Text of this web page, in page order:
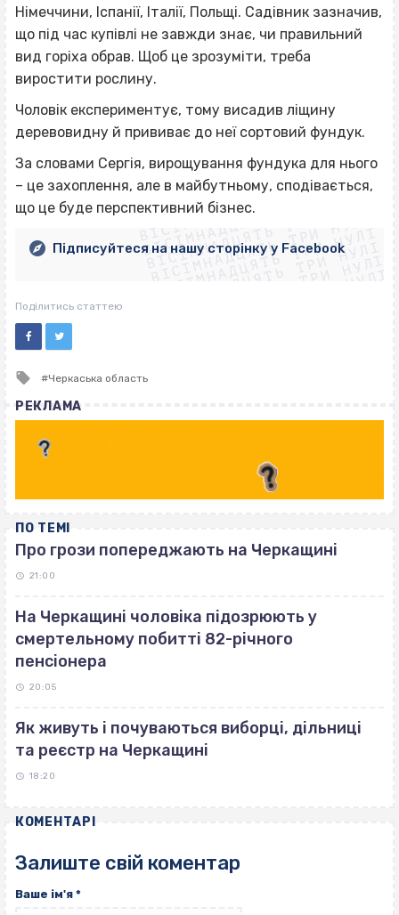
Німеччини, Іспанії, Італії, Польщі. Садівник зазначив,
що під час купівлі не завжди знає, чи правильний
вид горіха обрав. Щоб це зрозуміти, треба
виростити рослину.
Чоловік експериментує, тому висадив ліщину
деревовидну й прививає до неї сортовий фундук.
За словами Сергія, вирощування фундука для нього
– це захоплення, але в майбутньому, сподівається,
що це буде перспективний бізнес.
ВІСІМНАДЦЯТЬ ТРИ НУЛІ
ВІСІМНАДЦЯТЬ ТРИ НУЛІ
ВІСІМНАДЦЯТЬ ТРИ НУЛІ
ВІСІМНАДЦЯТЬ ТРИ НУЛІ
ВІСІМНАДЦЯТЬ ТРИ НУЛІ
ВІСІМНАДЦЯТЬ ТРИ НУЛІ
ВІСІМНАДЦЯТЬ ТРИ НУЛІ
ВІСІМНАДЦЯТЬ ТРИ НУЛІ
Підписуйтеся на нашу сторінку у Facebook
Поділитись статтею
Tagged
Черкаська область
РЕКЛАМА
ПО ТЕМІ
Про грози попереджають на Черкащині
21:00
На Черкащині чоловіка підозрюють у
смертельному побитті 82-річного
пенсіонера
20:05
Як живуть і почуваються виборці, дільниці
та реєстр на Черкащині
18:20
КОМЕНТАРІ
Залиште свій коментар
Ваше ім'я *